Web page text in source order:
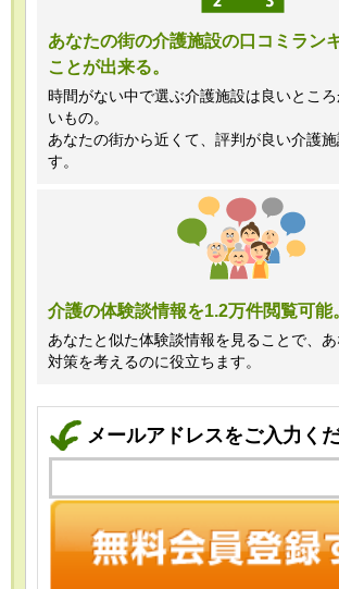
TEL:0120-21-7070
（受付時間 10時～19時 土日祝
く・営業のお電話はお断りいた
あなたの街の介護施設の口コミラン
ことが出来る。
時間がない中で選ぶ介護施設は良いとこ
いもの。
あなたの街から近くて、評判が良い介護施
す。
介護の体験談情報を1.2万件閲覧可能
あなたと似た体験談情報を見ることで、
対策を考えるのに役立ちます。
メールアドレスをご入力く